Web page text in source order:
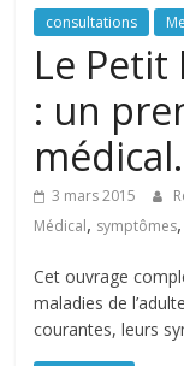
de
toute
famille
consultations
Le Petit
: un
3 mars 2015
Médical, symptômes
Cet ouvrage
maladies de
courantes, leurs